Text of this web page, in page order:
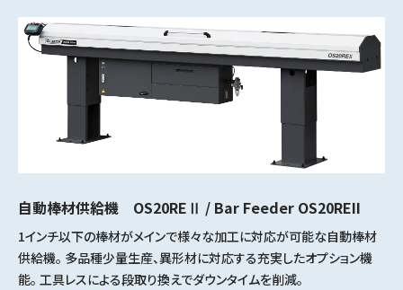
自動棒材供給機 OS20REⅡ / Bar Feeder OS20REII
1インチ以下の棒材がメインで様々な加工に対応が可能な自動棒材
供給機。 多品種少量生産、異形材に対応する充実したオプション機
能。 工具レスによる段取り換えでダウンタイムを削減。